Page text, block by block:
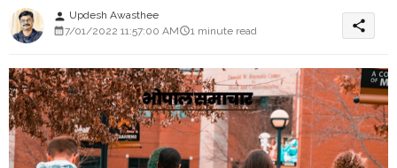
person Updesh Awasthee
7/01/2022 11:57:00 AM
1 minute read share